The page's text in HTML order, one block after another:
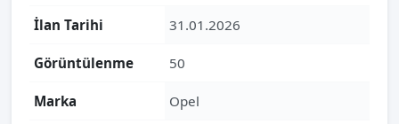
İlan Tarihi 31.01.2026
Görüntülenme 50
Marka Opel